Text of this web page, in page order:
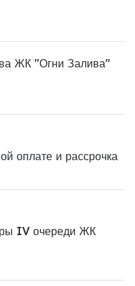
ЖК "Огни Залива"
оплате и рассрочка
IV очереди ЖК